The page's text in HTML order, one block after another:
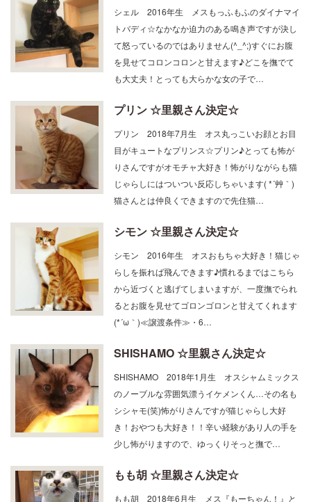
シェル 2016年生 メスもっふもふのダイナマイ
トバディ☆なかなか迫力のある鳴き声ですが決し
て怒っているのではありません(^_^;)すぐにお腹
を見せてコロンコロンと甘えます♪どこを撫でて
も大丈夫！とっても大らかな女の子で…
プリン ☆里親さん決定☆
プリン 2018年7月生 オス丸っこいお顔とお目
目がキュートなプリンス☆プリン♪とっても怖が
りさんですがオモチャ大好き！怖がりながらも猫
じゃらしにはついつい反応しちゃいます( *´艸｀)
猫さんとは仲良くできますので先住猫…
シモン ☆里親さん決定☆
シモン 2016年生 オスおもちゃ大好き！猫じゃ
らしを振れば飛んできます♪慣れるまではこちら
から近づくと逃げてしまいますが、一度撫でられ
るとお腹を見せてゴロンゴロンと甘えてくれます
(*´ω｀)≪譲渡条件≫・6…
SHISHAMO ☆里親さん決定☆
SHISHAMO 2018年1月生 オスシャムミックス
のノーブルな雰囲気漂うイケメンくん…その名も
シシャモ(笑)怖がりさんですが猫じゃらし大好
き！おやつも大好き！！辛い経験があり人の手を
少し怖がりますので、ゆっくりそっと撫で…
もも胡 ☆里親さん決定☆